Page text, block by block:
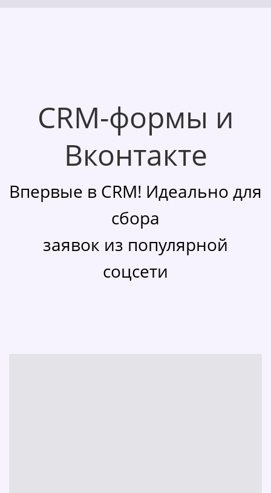
CRM-формы и
Вконтакте
Впервые в CRM! Идеально для
сбора
заявок из популярной
соцсети